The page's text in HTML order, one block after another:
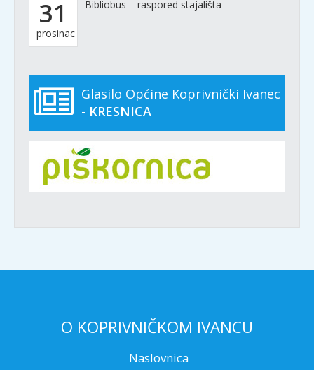
31
prosinac
Bibliobus – raspored stajališta
Glasilo Općine Koprivnički Ivanec
- KRESNICA
O KOPRIVNIČKOM IVANCU
Naslovnica